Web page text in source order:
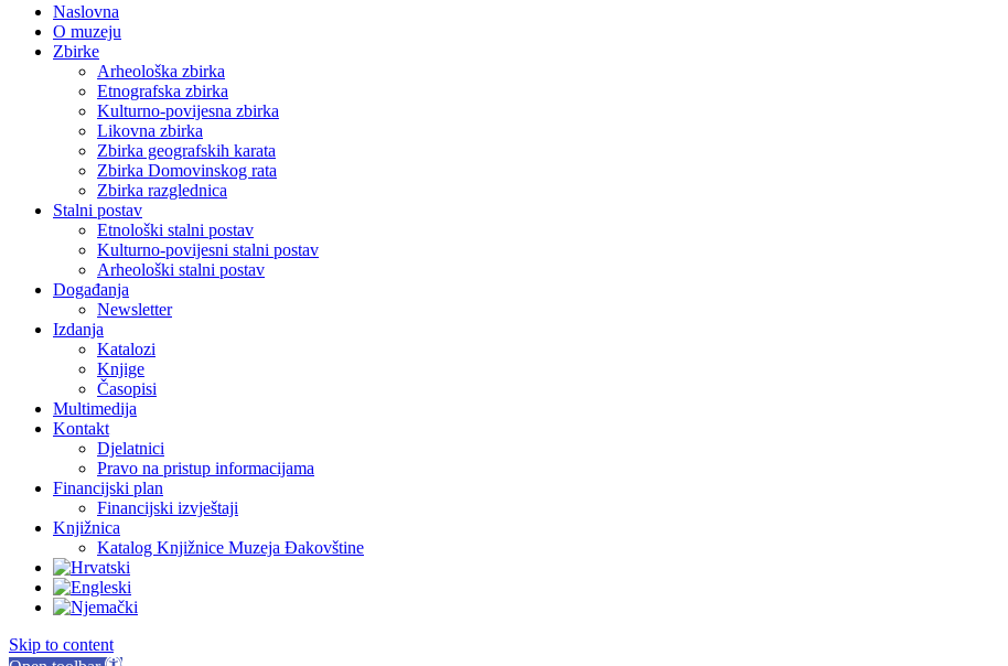
Naslovna
O muzeju
Zbirke
Arheološka zbirka
Etnografska zbirka
Kulturno-povijesna zbirka
Likovna zbirka
Zbirka geografskih karata
Zbirka Domovinskog rata
Zbirka razglednica
Stalni postav
Etnološki stalni postav
Kulturno-povijesni stalni postav
Arheološki stalni postav
Događanja
Newsletter
Izdanja
Katalozi
Knjige
Časopisi
Multimedija
Kontakt
Djelatnici
Pravo na pristup informacijama
Financijski plan
Financijski izvještaji
Knjižnica
Katalog Knjižnice Muzeja Đakovštine
Skip to content